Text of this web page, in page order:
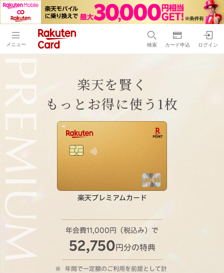
メニュー 検索 カード申込 ログイン
楽天を賢く
もっとお得に使う1枚
楽天プレミアムカード
年会費11,000円（税込み）で
52,750円分の特典
※
年間で一定額のご利用を前提として計